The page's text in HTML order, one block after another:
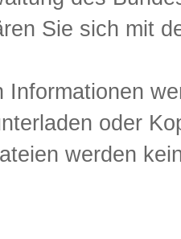
Sie sich mit
Informationen
oder
werden